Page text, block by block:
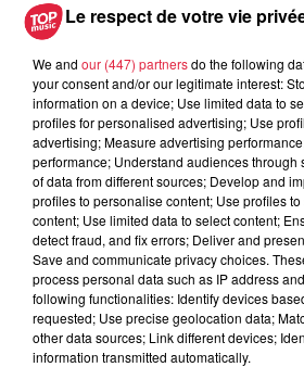
au12 janvier
Lieu HAGUENAU
Organisateur https://rugby-
Tarif Gratuit
Le respect de votre vie
We and our (447) partnersdo the following
your consent and/or our legitimate interest:
information on a device; Use limited data to
profiles for personalised advertising; Use
advertising; Measure advertising
performance; Understand audiences through
of data from different sources; Develop and
profiles to personalise content; Use profiles
content; Use limited data to select content;
detect fraud, and fix errors; Deliver and
Save and communicate privacy choices.
process personal data such as IP address
following functionalities: Identify devices
requested; Use precise geolocation data;
other data sources; Link different devices;
information transmitted automatically.